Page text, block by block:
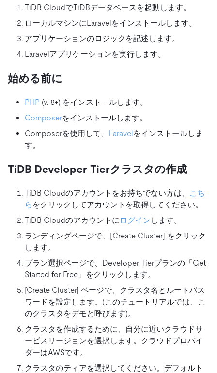
TiDB CloudでTiDBデータベースを起動します。
ローカルマシンにLaravelをインストールします。
アプリケーションのロジックを記述します。
Laravelアプリケーションを実行します。
始める前に
PHP (v. 8+) をインストールします。
Composerをインストールします。
Composerを使用して、 Laravelをインストールしま
す。
TiDB Developer Tierクラスタの作成
TiDB Cloudのアカウントをお持ちでない方は、
こち
ら をクリックしてアカウントを取得してください。
TiDB Cloudのアカウントに ログイン します。
ランディングページで、[Create Cluster] をクリック
します。
プラン選択ページで、Developer Tierプランの「Get
Started for Free」をクリックします。
[Create Cluster] ページで、クラスタ名とルートパス
ワードを設定します。(このチュートリアルでは、こ
のクラスタをデモと呼びます)。
クラスタを作成するために、自分に近いクラウドサ
ービスリージョンを選択します。クラウドプロバイ
ダーはAWSです。
クラスタのティアを選択してください。デフォルト